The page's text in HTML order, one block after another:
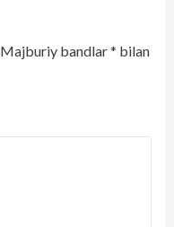
Majburiy bandlar* bilan